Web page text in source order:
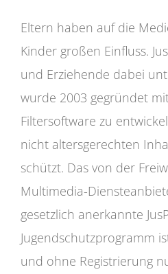
Eltern haben auf die
Kinder großen Einfluss.
und Erziehende dabei
wurde 2003 gegründet
Filtersoftware zu
nicht altersgerechten
schützt. Das von der
Multimedia-
gesetzlich anerkannte
Jugendschutzprogramm
und ohne Registrierung